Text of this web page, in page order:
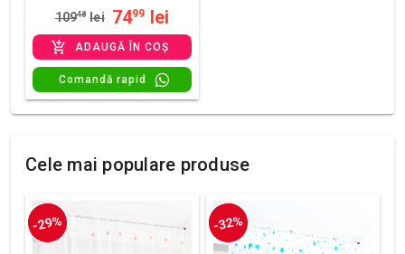
10948 lei 7499 lei
ADAUGĂ ÎN COȘ
Comandă rapid
Cele mai populare produse
-29% -32%